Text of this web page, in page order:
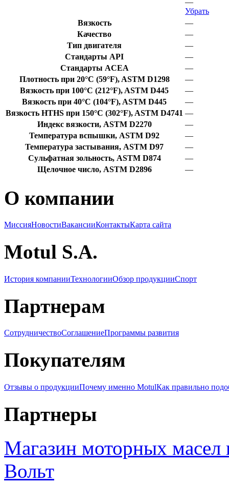
—
Убрать
Вязкость
—
Качество
—
Тип двигателя
—
Стандарты API
—
Стандарты ACEA
—
Плотность при 20°C (59°F), ASTM D1298
—
Вязкость при 100°C (212°F), ASTM D445
—
Вязкость при 40°C (104°F), ASTM D445
—
Вязкость HTHS при 150°C (302°F), ASTM D4741 —
Индекс вязкости, ASTM D2270
—
Температура вспышки, ASTM D92
—
Температура застывания, ASTM D97
—
Сульфатная зольность, ASTM D874
—
Щелочное число, ASTM D2896
—
О компании
МиссияНовостиВакансииКонтактыКарта сайта
Motul S.A.
История компанииТехнологииОбзор продукцииСпорт
Партнерам
СотрудничествоСоглашениеПрограммы развития
Покупателям
Отзывы о продукцииПочему именно MotulКак правильно
Партнеры
Магазин моторных масел
Вольт